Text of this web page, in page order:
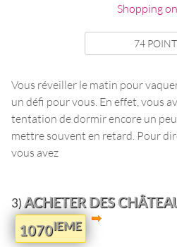
Shopping
74
Vous réveiller le matin pour
un défi pour vous. En effet, vous
tentation de dormir encore un
mettre souvent en retard. Pour
vous avez
3) ACHETER DES
1070IEME